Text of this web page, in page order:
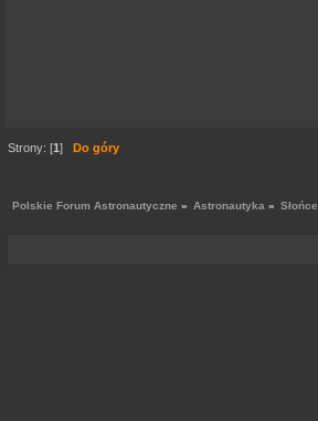
Strony: [1]Do góry
Polskie Forum Astronautyczne » Astronautyka » Słońce